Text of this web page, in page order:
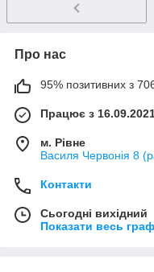
Про нас
95% позитивних з 706
Працює з
м. Рівне
Василя Червонія 8
Контакти
Сьогодні вихідний
Показати весь